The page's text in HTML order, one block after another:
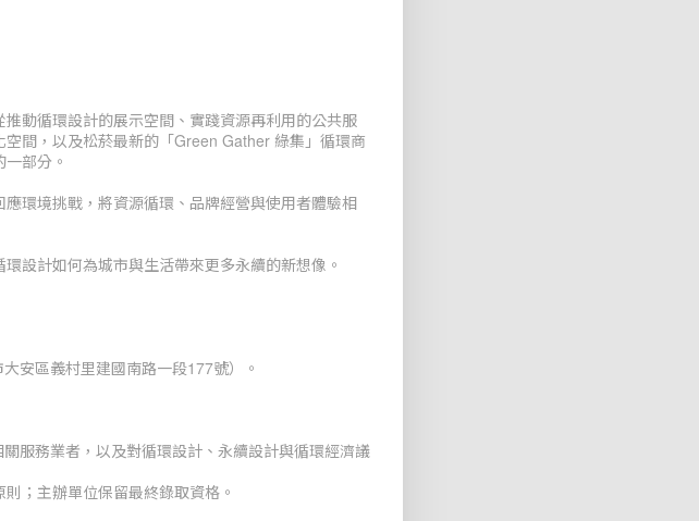
動循環設計的展示空間、實踐資源再利用的公共服
間，以及松菸最新的「Green Gather 綠集」循環商
部分。
環境挑戰，將資源循環、品牌經營與使用者體驗相
設計如何為城市與生活帶來更多永續的新想像。
安區義村里建國南路一段177號）。
服務業者，以及對循環設計、永續設計與循環經濟議
則；主辦單位保留最終錄取資格。